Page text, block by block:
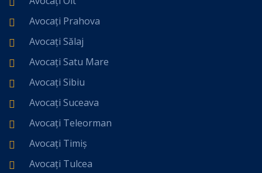
Avocați Prahova
Avocați Sălaj
Avocați Satu Mare
Avocați Sibiu
Avocați Suceava
Avocați Teleorman
Avocați Timiș
Avocați Tulcea